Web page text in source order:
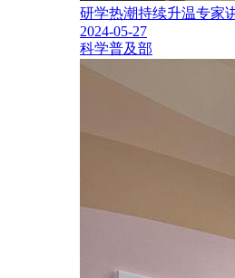
研学热潮持续升温专家
2024-05-27
科学普及部